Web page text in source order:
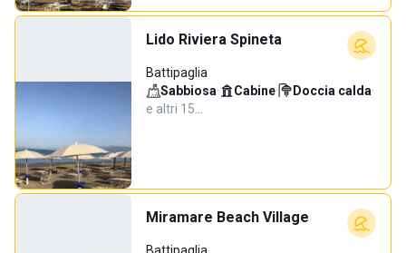
Lido Riviera Spineta
Battipaglia
Sabbiosa· Cabine· Doccia calda·
e altri 15…
Miramare Beach Village